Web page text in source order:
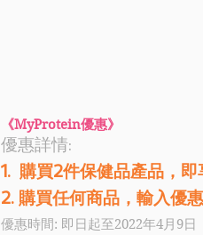
《MyProtein優惠》
優惠詳情:
1.  購買2件保健品產品，即
2. 購買任何商品，輸入優
優惠時間: 即日起至2022年4月9日